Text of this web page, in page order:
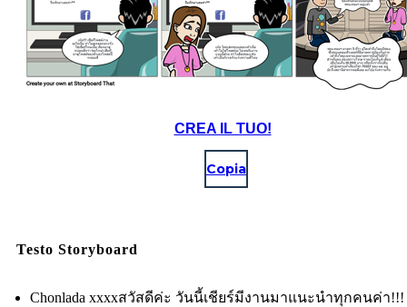
CREA IL TUO!
Copia
Testo Storyboard
Chonlada xxxxสวัสดีค่ะ วันนี้เชียร์มีงานมาแนะนำทุกคนค่า!!!